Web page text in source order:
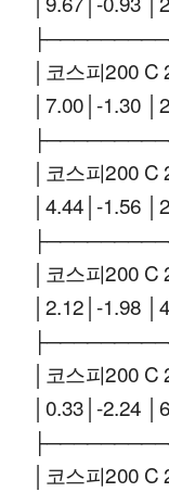
│코스피200 C
│7.00│-1.30
│코스피200 C
│4.44│-1.56
│코스피200 C
│2.12│-1.98
│코스피200 C
│0.33│-2.24
│코스피200 C